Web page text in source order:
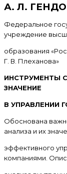
А. Л.
Федеральное
учреждение
образования
Г. В. Плеханова»
ИНСТРУМЕНТЫ
ЗНАЧЕНИЕ
В УПРАВЛЕНИИ
Обоснована
анализа и их
эффективного
компаниями.